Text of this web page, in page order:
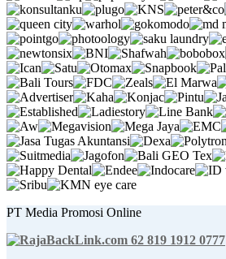
PT Media Promosi Online
62 819 1912 0777